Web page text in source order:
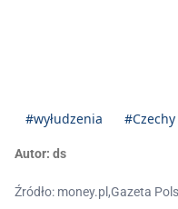
#wyłudzenia #Czechy
Autor: ds
Źródło: money.pl,Gazeta